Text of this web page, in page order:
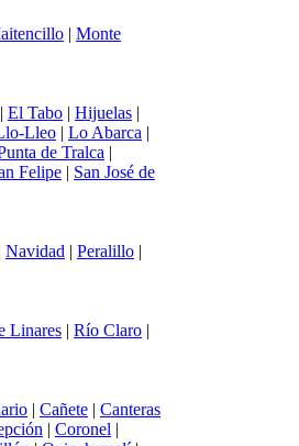
| Monte
| El Tabo | Hijuelas |
Lleo | Lo Abarca |
de Tralca |
Felipe | San José de
Navidad | Peralillo |
Linares | Río Claro |
| Cañete | Canteras
| Coronel |